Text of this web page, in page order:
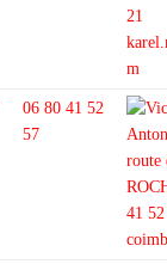
06 80 41 52
57